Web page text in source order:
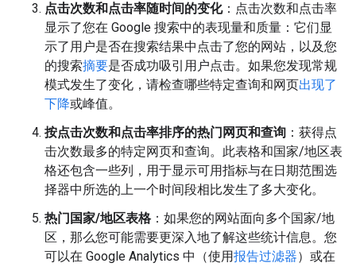
点击次数和点击率随时间的变化：点击次数和点击率
显示了您在 Google 搜索中的表现量和质量：它们显
示了用户是否在搜索结果中点击了您的网站，以及您
的搜索摘要是否成功吸引用户点击。如果您发现常规
模式发生了变化，请检查哪些特定查询和网页出现了
下降或峰值。
按点击次数和点击率排序的热门网页和查询 ：获得点
击次数最多的特定网页和查询。此表格和国家/地区表
格还包含一些列，用于显示可用指标与在日期范围选
择器中所选的上一个时间段相比发生了多大变化。
热门国家/地区表格 ：如果您的网站面向多个国家/地
区，那么您可能需要更深入地了解这些统计信息。您
可以在 Google Analytics 中（使用报告过滤器）或在